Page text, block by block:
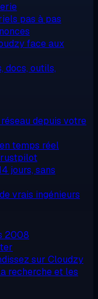
pas à pas
face aux
docs, outils,
depuis votre
temps réel
jours, sans
vrais ingénieurs
2008
sur Cloudzy
recherche et les